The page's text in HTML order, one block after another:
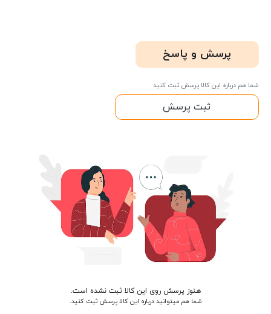
پرسش و پاسخ
شما هم درباره این کالا پرسش ثبت کنید
ثبت پرسش
هنوز پرسش روی این کالا ثبت نشده است.
شما هم میتوانید درباره این کالا پرسش ثبت کنید.